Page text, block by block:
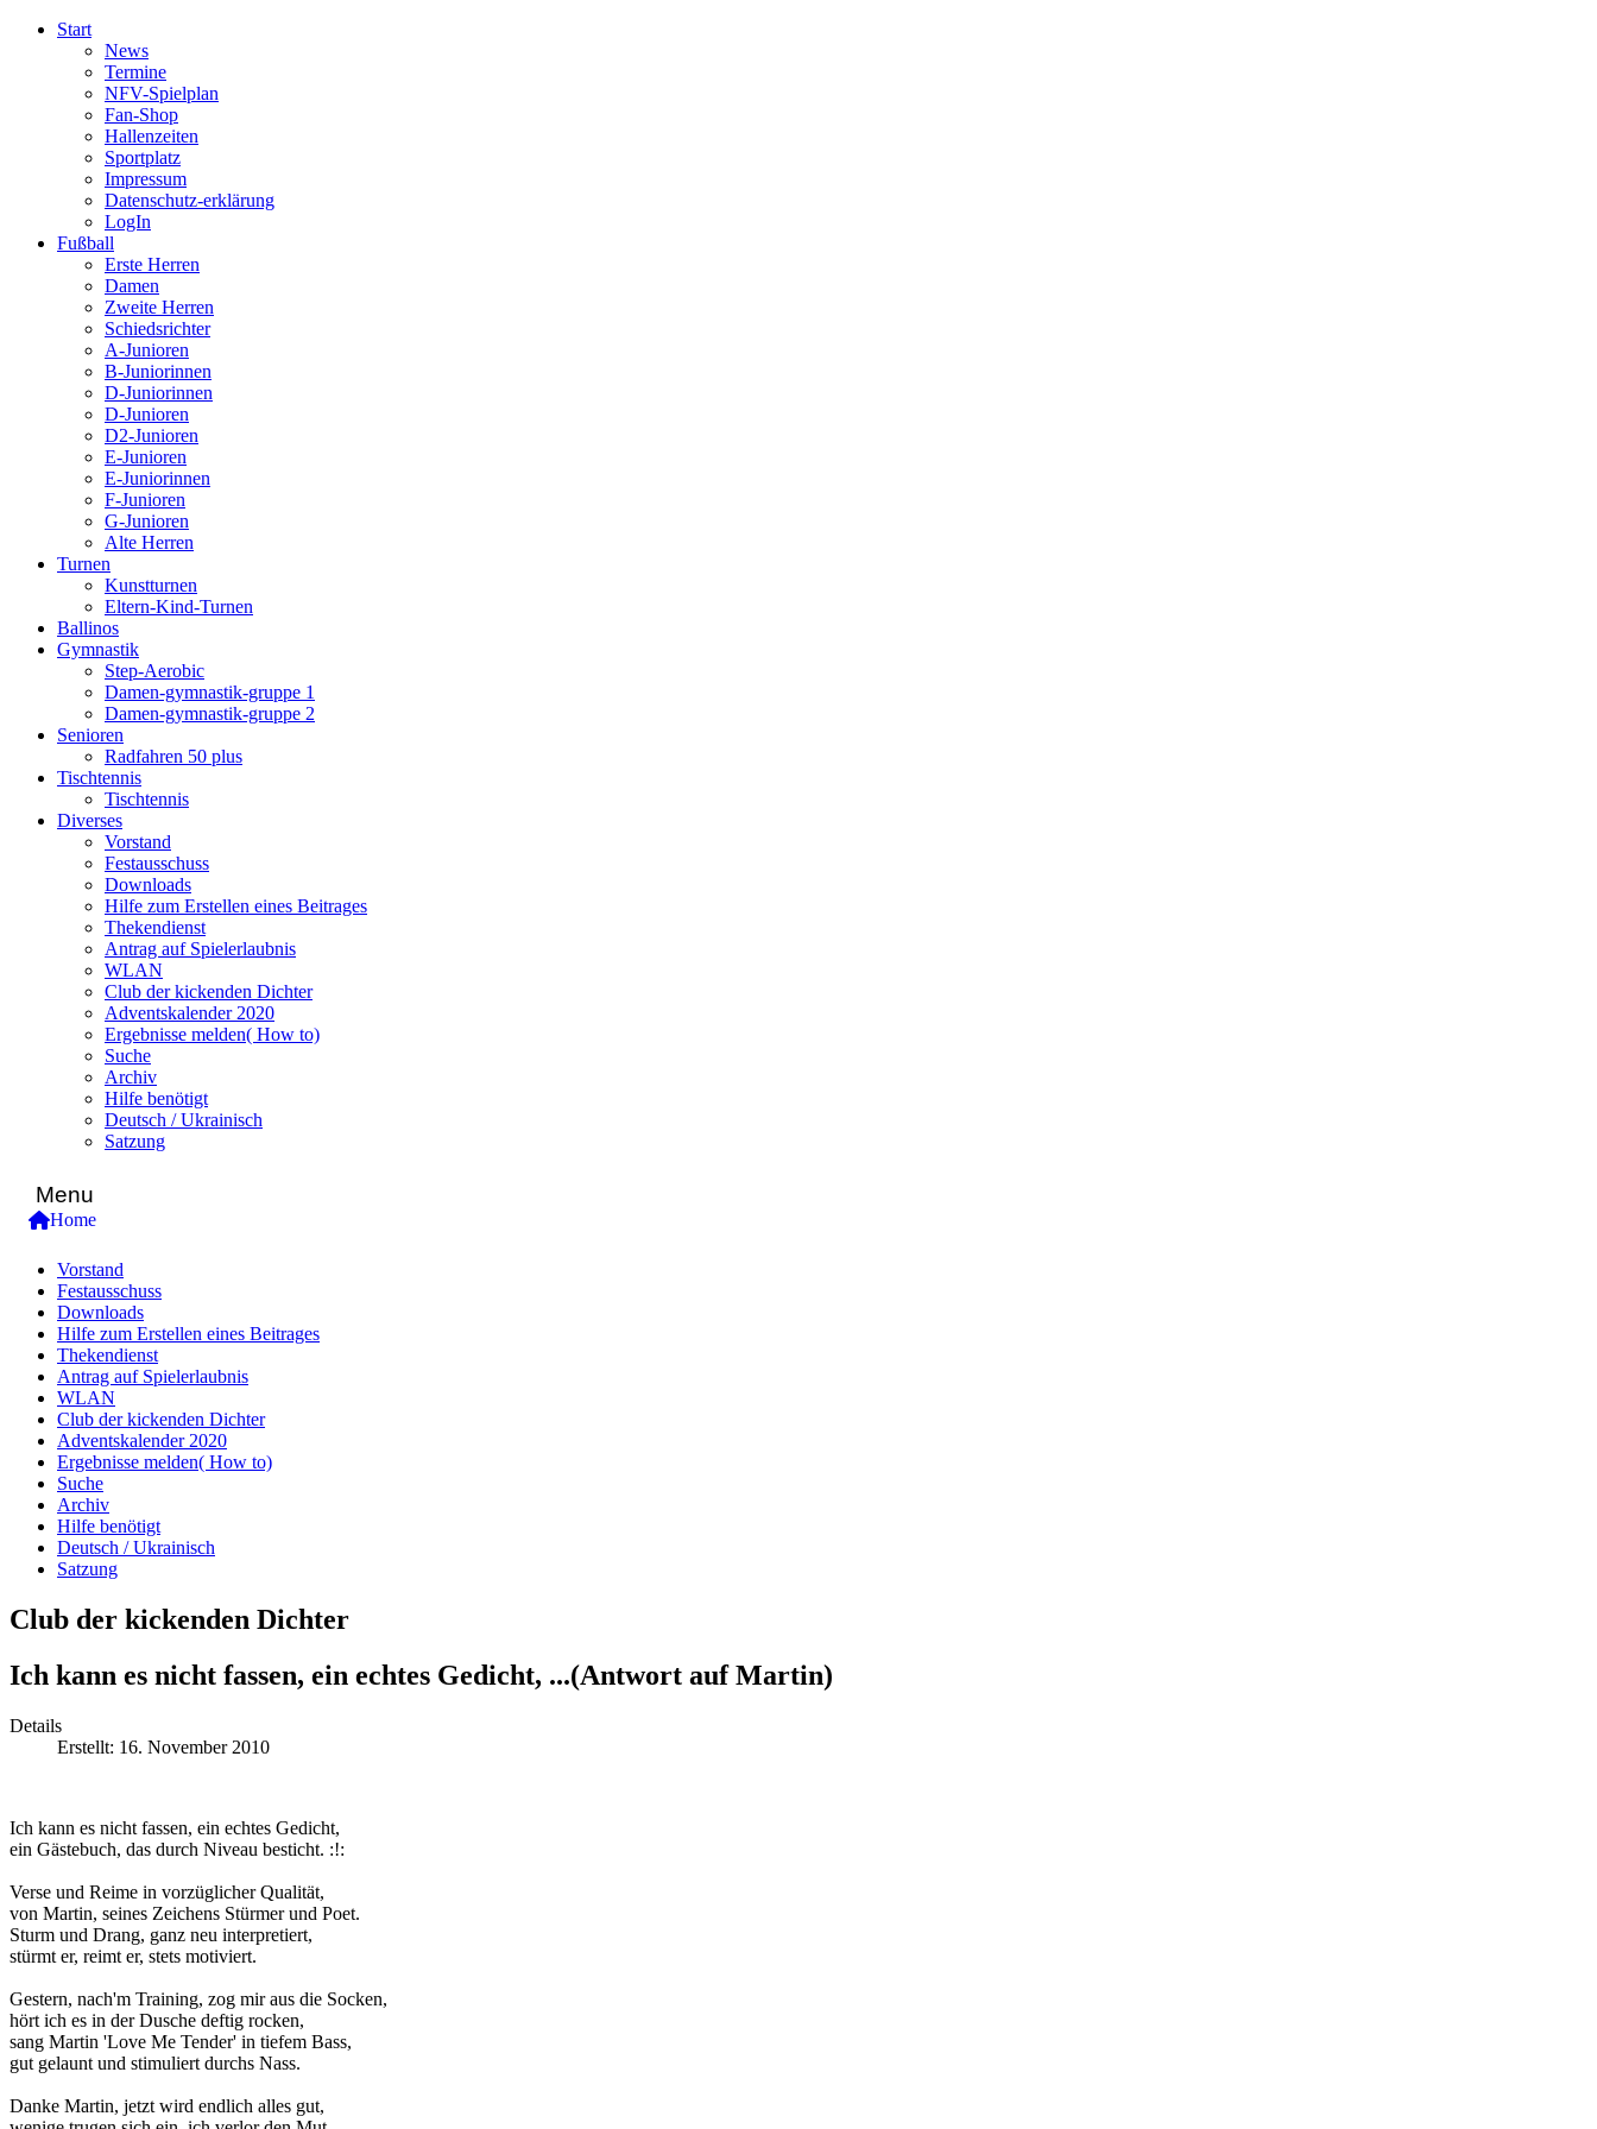
Start
News
Termine
NFV-Spielplan
Fan-Shop
Hallenzeiten
Sportplatz
Impressum
Datenschutz-erklärung
LogIn
Fußball
Erste Herren
Damen
Zweite Herren
Schiedsrichter
A-Junioren
B-Juniorinnen
D-Juniorinnen
D-Junioren
D2-Junioren
E-Junioren
E-Juniorinnen
F-Junioren
G-Junioren
Alte Herren
Turnen
Kunstturnen
Eltern-Kind-Turnen
Ballinos
Gymnastik
Step-Aerobic
Damen-gymnastik-gruppe 1
Damen-gymnastik-gruppe 2
Senioren
Radfahren 50 plus
Tischtennis
Tischtennis
Diverses
Vorstand
Festausschuss
Downloads
Hilfe zum Erstellen eines Beitrages
Thekendienst
Antrag auf Spielerlaubnis
WLAN
Club der kickenden Dichter
Adventskalender 2020
Ergebnisse melden( How to)
Suche
Archiv
Hilfe benötigt
Deutsch / Ukrainisch
Satzung
Menu
Home
Vorstand
Festausschuss
Downloads
Hilfe zum Erstellen eines Beitrages
Thekendienst
Antrag auf Spielerlaubnis
WLAN
Club der kickenden Dichter
Adventskalender 2020
Ergebnisse melden( How to)
Suche
Archiv
Hilfe benötigt
Deutsch / Ukrainisch
Satzung
Club der kickenden Dichter
Ich kann es nicht fassen, ein echtes Gedicht, ...(Antwort auf Martin)
Details
Erstellt: 16. November 2010
Ich kann es nicht fassen, ein echtes Gedicht,
ein Gästebuch, das durch Niveau besticht. :!:
Verse und Reime in vorzüglicher Qualität,
von Martin, seines Zeichens Stürmer und Poet.
Sturm und Drang, ganz neu interpretiert,
stürmt er, reimt er, stets motiviert.
Gestern, nach'm Training, zog mir aus die Socken,
hört ich es in der Dusche deftig rocken,
sang Martin 'Love Me Tender' in tiefem Bass,
gut gelaunt und stimuliert durchs Nass.
Danke Martin, jetzt wird endlich alles gut,